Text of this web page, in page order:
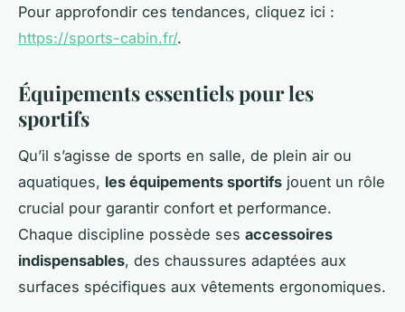
Pour approfondir ces tendances, cliquez ici :
https://sports-cabin.fr/.
Équipements essentiels pour les
sportifs
Qu’il s’agisse de sports en salle, de plein air ou
aquatiques, les équipements sportifs jouent un rôle
crucial pour garantir confort et performance.
Chaque discipline possède ses accessoires
indispensables, des chaussures adaptées aux
surfaces spécifiques aux vêtements ergonomiques.